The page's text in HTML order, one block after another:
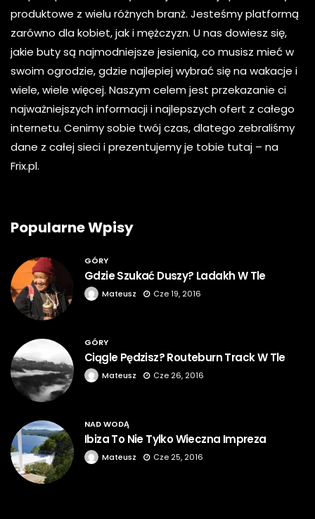
produktowe z wielu różnych branż. Jesteśmy platformą
zarówno dla kobiet, jak i mężczyzn. U nas dowiesz się,
jakie buty są najmodniejsze jesienią, co musisz mieć w
swoim ogrodzie, gdzie najlepiej wybrać się na wakacje i
wiele, wiele więcej. Naszym celem jest przekazanie ci
najważniejszych informacji i najlepszych ofert z całego
internetu. Cenimy sobie twój czas, dlatego zebraliśmy
dane z całej sieci i prezentujemy je tobie tutaj – na
Frix.pl.
Popularne Wpisy
GÓRY
Gdzie Szukać Duszy? Ladakh W Tle
Mateusz Cze 19, 2016
GÓRY
Ciągle Pędzisz? Routeburn Track W Tle
Mateusz Cze 26, 2016
NAD WODĄ
Ibiza To Nie Tylko Wieczna Impreza
Mateusz Cze 25, 2016